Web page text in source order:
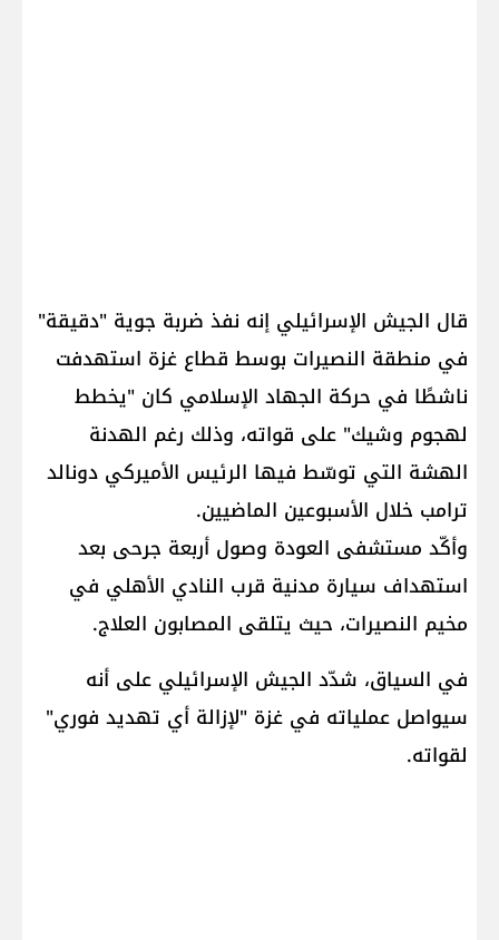
قال الجيش الإسرائيلي إنه نفذ ضربة جوية "دقيقة"
في منطقة النصيرات بوسط قطاع غزة استهدفت
ناشطًا في حركة الجهاد الإسلامي كان "يخطط
لهجوم وشيك" على قواته، وذلك رغم الهدنة
الهشة التي توسّط فيها الرئيس الأميركي دونالد
ترامب خلال الأسبوعين الماضيين.
وأكّد مستشفى العودة وصول أربعة جرحى بعد
استهداف سيارة مدنية قرب النادي الأهلي في
مخيم النصيرات، حيث يتلقى المصابون العلاج.
في السياق، شدّد الجيش الإسرائيلي على أنه
سيواصل عملياته في غزة "لإزالة أي تهديد فوري"
لقواته.